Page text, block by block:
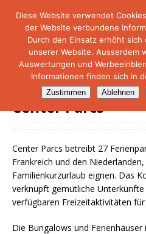
NetMare-
Center Parcs
Center Parcs betreibt 27
Frankreich und den
Familienkurzurlaub eignen. Das
verknüpft gemütliche
verfügbaren Freizeitaktivitäten
Die Bungalows und Ferienhäuser
Diese Website verwendet
der Website verbundene
Durch den Einsatz erhöht
unserer Website. Ausserdem
Auswertungen und
Informationen finden sich in
Zustimmen Ablehnen